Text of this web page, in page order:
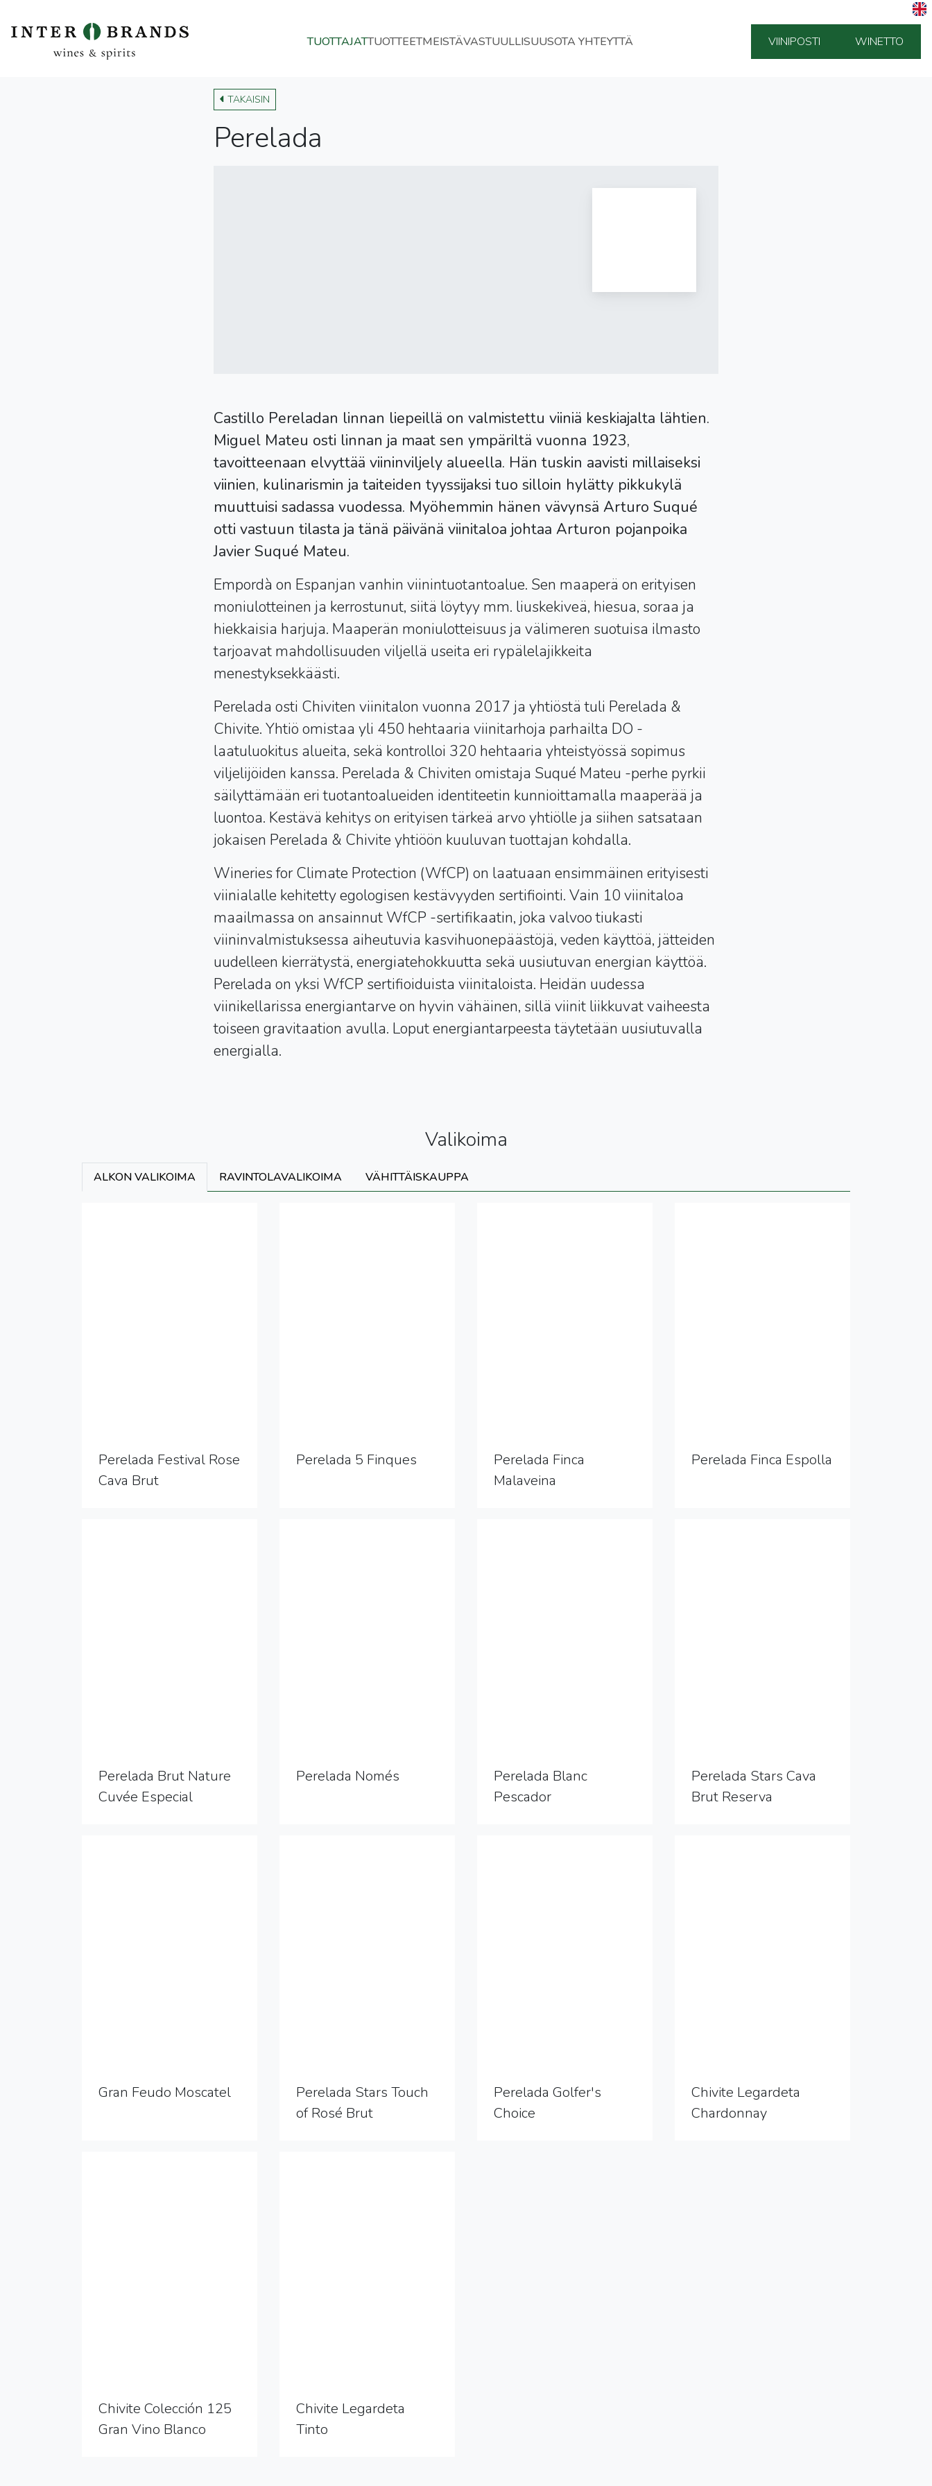
TUOTTAJATTUOTTEETMEISTÄVASTUULLISUUSOTA YHTEYTTÄ VIINIPOSTI WINETTO
TAKAISIN
Perelada
Castillo Pereladan linnan liepeillä on valmistettu viiniä keskiajalta lähtien.
Miguel Mateu osti linnan ja maat sen ympäriltä vuonna 1923,
tavoitteenaan elvyttää viininviljely alueella. Hän tuskin aavisti millaiseksi
viinien, kulinarismin ja taiteiden tyyssijaksi tuo silloin hylätty pikkukylä
muuttuisi sadassa vuodessa. Myöhemmin hänen vävynsä Arturo Suqué
otti vastuun tilasta ja tänä päivänä viinitaloa johtaa Arturon pojanpoika
Javier Suqué Mateu.
Empordà on Espanjan vanhin viinintuotantoalue. Sen maaperä on erityisen
moniulotteinen ja kerrostunut, siitä löytyy mm. liuskekiveä, hiesua, soraa ja
hiekkaisia harjuja. Maaperän moniulotteisuus ja välimeren suotuisa ilmasto
tarjoavat mahdollisuuden viljellä useita eri rypälelajikkeita
menestyksekkäästi.
Perelada osti Chiviten viinitalon vuonna 2017 ja yhtiöstä tuli Perelada &
Chivite. Yhtiö omistaa yli 450 hehtaaria viinitarhoja parhailta DO -
laatuluokitus alueita, sekä kontrolloi 320 hehtaaria yhteistyössä sopimus
viljelijöiden kanssa. Perelada & Chiviten omistaja Suqué Mateu -perhe pyrkii
säilyttämään eri tuotantoalueiden identiteetin kunnioittamalla maaperää ja
luontoa. Kestävä kehitys on erityisen tärkeä arvo yhtiölle ja siihen satsataan
jokaisen Perelada & Chivite yhtiöön kuuluvan tuottajan kohdalla.
Wineries for Climate Protection (WfCP) on laatuaan ensimmäinen erityisesti
viinialalle kehitetty egologisen kestävyyden sertifiointi. Vain 10 viinitaloa
maailmassa on ansainnut WfCP -sertifikaatin, joka valvoo tiukasti
viininvalmistuksessa aiheutuvia kasvihuonepäästöjä, veden käyttöä, jätteiden
uudelleen kierrätystä, energiatehokkuutta sekä uusiutuvan energian käyttöä.
Perelada on yksi WfCP sertifioiduista viinitaloista. Heidän uudessa
viinikellarissa energiantarve on hyvin vähäinen, sillä viinit liikkuvat vaiheesta
toiseen gravitaation avulla. Loput energiantarpeesta täytetään uusiutuvalla
energialla.
Valikoima
ALKON VALIKOIMA RAVINTOLAVALIKOIMA VÄHITTÄISKAUPPA
Perelada Festival Rose
Cava Brut
Perelada 5 Finques
Perelada Finca
Malaveina
Perelada Finca Espolla
Perelada Brut Nature
Cuvée Especial
Perelada Només
Perelada Blanc
Pescador
Perelada Stars Cava
Brut Reserva
Gran Feudo Moscatel
Perelada Stars Touch
of Rosé Brut
Perelada Golfer's
Choice
Chivite Legardeta
Chardonnay
Chivite Colección 125
Gran Vino Blanco
Chivite Legardeta
Tinto